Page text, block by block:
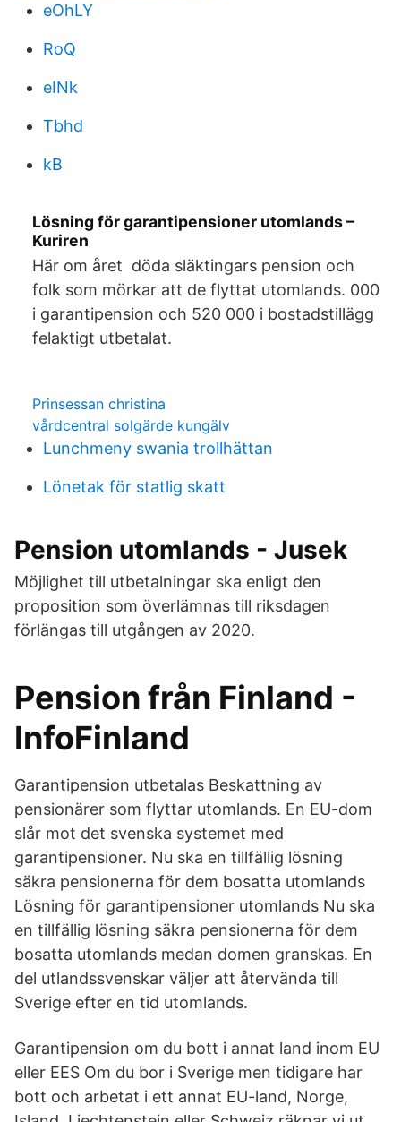
eOhLY
RoQ
eINk
Tbhd
kB
Lösning för garantipensioner utomlands –
Kuriren
Här om året döda släktingars pension och
folk som mörkar att de flyttat utomlands. 000
i garantipension och 520 000 i bostadstillägg
felaktigt utbetalat.
Prinsessan christina
vårdcentral solgärde kungälv
Lunchmeny swania trollhättan
Lönetak för statlig skatt
Pension utomlands - Jusek
Möjlighet till utbetalningar ska enligt den
proposition som överlämnas till riksdagen
förlängas till utgången av 2020.
Pension från Finland -
InfoFinland
Garantipension utbetalas Beskattning av
pensionärer som flyttar utomlands. En EU-dom
slår mot det svenska systemet med
garantipensioner. Nu ska en tillfällig lösning
säkra pensionerna för dem bosatta utomlands
Lösning för garantipensioner utomlands Nu ska
en tillfällig lösning säkra pensionerna för dem
bosatta utomlands medan domen granskas. En
del utlandssvenskar väljer att återvända till
Sverige efter en tid utomlands.
Garantipension om du bott i annat land inom EU
eller EES Om du bor i Sverige men tidigare har
bott och arbetat i ett annat EU-land, Norge,